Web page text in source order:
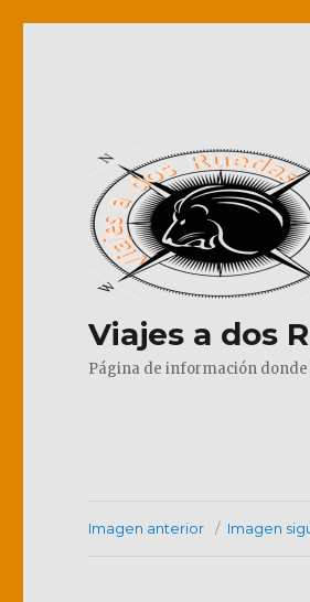
Viajes a dos
Página de información donde
Imagen anterior Imagen